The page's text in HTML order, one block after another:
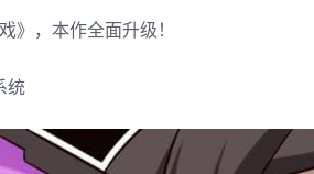
》，本作全面升级！
统